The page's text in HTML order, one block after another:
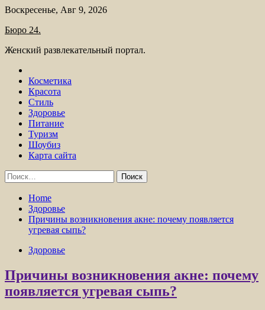
Skip
content
Воскресенье, Авг 9, 2026
Бюро 24.
Женский развлекательный портал.
Косметика
Красота
Стиль
Здоровье
Питание
Туризм
Шоубиз
Карта сайта
Найти:
Home
Здоровье
Причины возникновения акне: почему появляется
угревая сыпь?
Здоровье
Причины возникновения акне: почему
появляется угревая сыпь?